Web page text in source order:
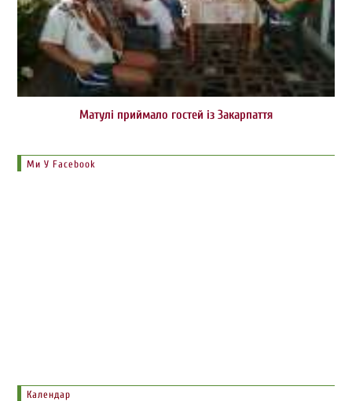
Матулі приймало гостей із Закарпаття
Ми У Facebook
Календар